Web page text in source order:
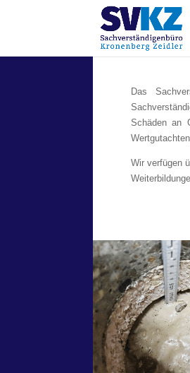
Das
Schäden an
Wir verfügen